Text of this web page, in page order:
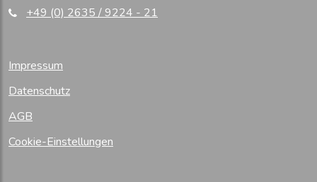
+49 (0) 2635 / 9224 - 21
Impressum
Datenschutz
AGB
Cookie-Einstellungen